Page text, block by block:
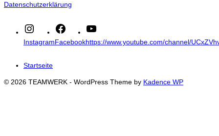
Datenschutzerklärung
InstagramFacebookhttps://www.youtube.com/channel/
Startseite
© 2026 TEAMWERK - WordPress Theme by Kadence WP